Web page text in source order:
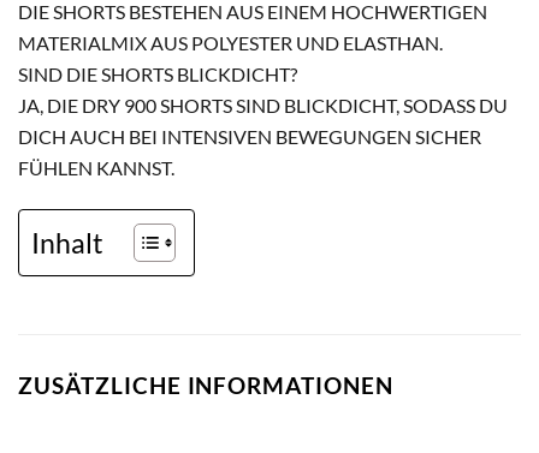
DIE SHORTS BESTEHEN AUS EINEM HOCHWERTIGEN
MATERIALMIX AUS POLYESTER UND ELASTHAN.
SIND DIE SHORTS BLICKDICHT?
JA, DIE DRY 900 SHORTS SIND BLICKDICHT, SODASS DU
DICH AUCH BEI INTENSIVEN BEWEGUNGEN SICHER
FÜHLEN KANNST.
Inhalt
ZUSÄTZLICHE INFORMATIONEN